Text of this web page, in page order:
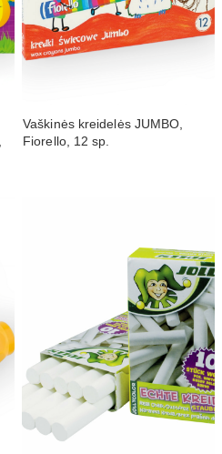
Vaškinės kreidelės JUMBO,
Fiorello, 12 sp.